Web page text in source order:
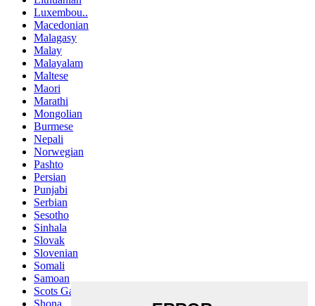
Luxembou..
Macedonian
Malagasy
Malay
Malayalam
Maltese
Maori
Marathi
Mongolian
Burmese
Nepali
Norwegian
Pashto
Persian
Punjabi
Serbian
Sesotho
Sinhala
Slovak
Slovenian
Somali
Samoan
Scots Gaelic